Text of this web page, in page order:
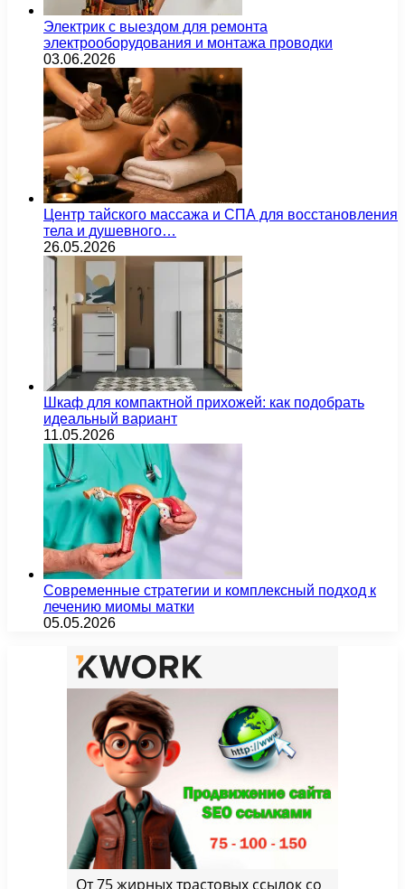
Электрик с выездом для ремонта
электрооборудования и монтажа проводки
03.06.2026
Центр тайского массажа и СПА для восстановления
тела и душевного…
26.05.2026
Шкаф для компактной прихожей: как подобрать
идеальный вариант
11.05.2026
Современные стратегии и комплексный подход к
лечению миомы матки
05.05.2026